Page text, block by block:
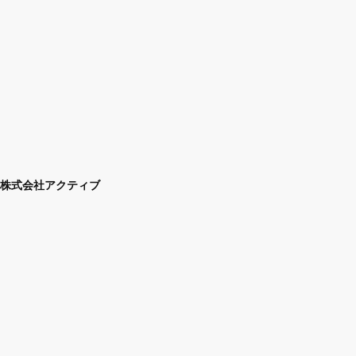
株式会社アクティブ